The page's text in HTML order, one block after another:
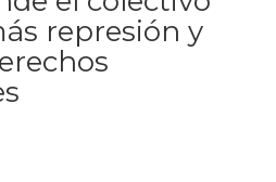
represión y